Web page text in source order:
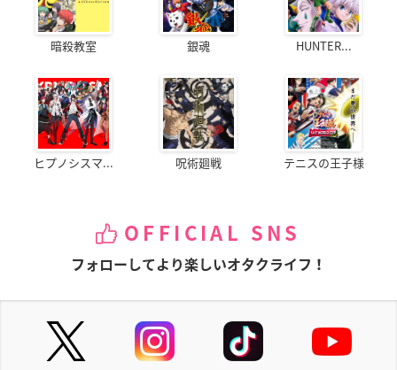
暗殺教室 銀魂 HUNTER...
ヒプノシスマ... 呪術廻戦 テニスの王子様
OFFICIAL SNS
フォローしてより楽しいオタクライフ！